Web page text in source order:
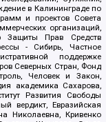
в Калининграде по
и проектов Совета
организаций,
Защиты Прав Средств
- Сибирь, Частное
поддержке
Северных Стран, Фонд
Человек и Закон,
академика Сахарова,
Развития Свободы
вердикт, Евразийская
Николаевна, Кривенко